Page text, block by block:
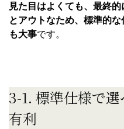
見た目はよくても、最終
とアウトなため、標準的
も大事です。
3-1. 標準仕様で
有利